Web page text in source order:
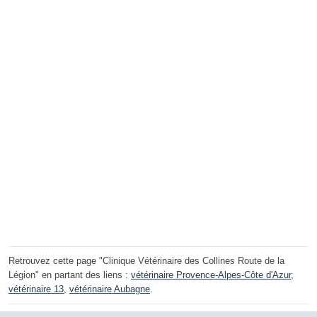
Retrouvez cette page "Clinique Vétérinaire des Collines Route de la
Légion" en partant des liens : vétérinaire Provence-Alpes-Côte d'Azur,
vétérinaire 13 vétérinaire Aubagne